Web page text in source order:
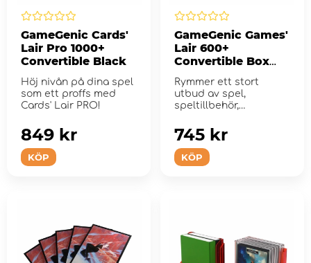
GameGenic Cards'
Lair Pro 1000+
Convertible Black
Höj nivån på dina spel
som ett proffs med
Cards' Lair PRO!
KÖP
849 kr
GameGenic Games'
Lair 600+
Convertible Box
Rymmer ett stort
utbud av spel,
speltillbehör,
kortrelaterade spel.
KÖP
745 kr